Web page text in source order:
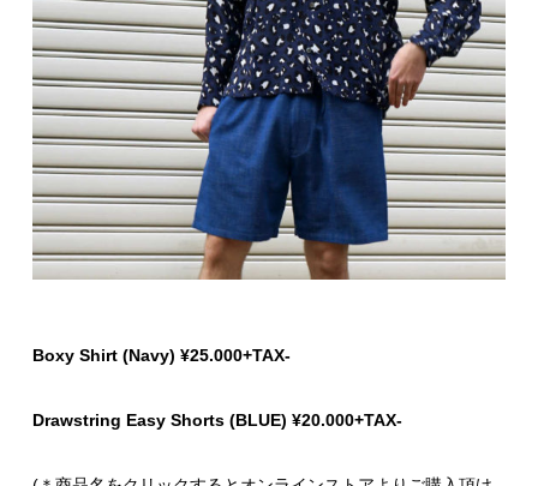
Boxy Shirt (Navy) ¥25.000+TAX-
Drawstring Easy Shorts (BLUE) ¥20.000+TAX-